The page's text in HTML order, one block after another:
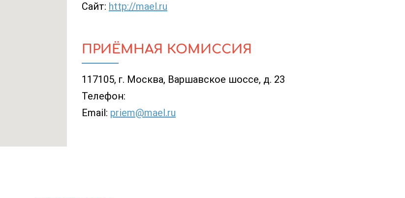
Сайт: http://mael.ru
ПРИЁМНАЯ КОМИССИЯ
117105, г. Москва, Варшавское шоссе, д. 23
Телефон:
Email: priem@mael.ru